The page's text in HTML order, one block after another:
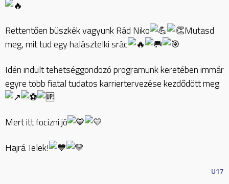
Rettentően büszkék vagyunk Rád Niko
Mutasd
meg, mit tud egy halásztelki srác
Idén indult tehetséggondozó programunk keretében immár
egyre több fiatal tudatos karriertervezése kezdődött meg
Mert itt focizni jó
Hajrá Telek!
U17